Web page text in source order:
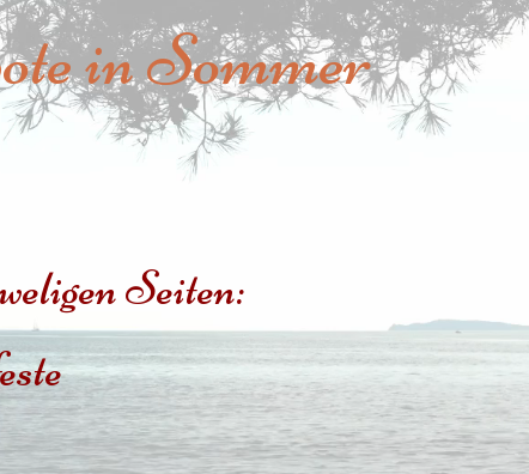
in Sommer
Seiten: